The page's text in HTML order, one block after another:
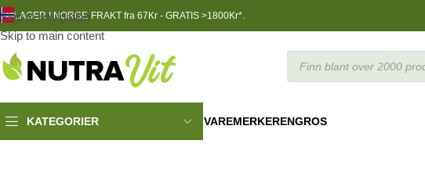
Skip to navigation
Skip to main content
LAGER I NORGEFRAKT fra 67Kr - GRATIS >1800Kr*.
KATEGORIER VAREMERKERENGROS